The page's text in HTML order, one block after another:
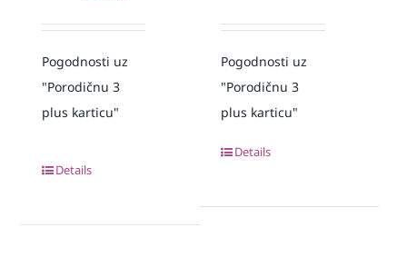
Pogodnosti uz
"Porodičnu 3
plus karticu"
Details
Pogodnosti uz
"Porodičnu 3
plus karticu"
Details